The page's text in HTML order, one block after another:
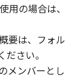
き、キヤ
いかなる
を問わ
るいは許
の場合は、
要は、フォル
さい。
メンバーとし